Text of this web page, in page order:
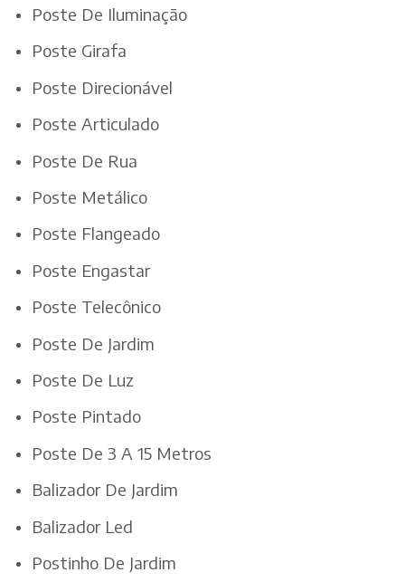
Poste De Iluminação
Poste Girafa
Poste Direcionável
Poste Articulado
Poste De Rua
Poste Metálico
Poste Flangeado
Poste Engastar
Poste Telecônico
Poste De Jardim
Poste De Luz
Poste Pintado
Poste De 3 A 15 Metros
Balizador De Jardim
Balizador Led
Postinho De Jardim